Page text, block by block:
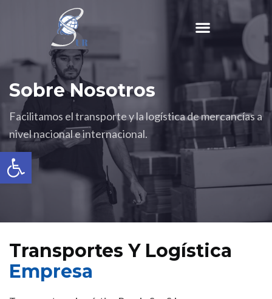
Abrir barra de herramientas
Sobre Nosotros
Facilitamos el transporte y la logística de mercancías a
nivel nacional e internacional.
Transportes Y Logística
Empresa